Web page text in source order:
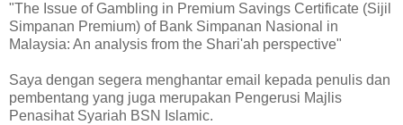
"The Issue of Gambling in Premium Savings Certificate (Sijil
Simpanan Premium) of Bank Simpanan Nasional in
Malaysia: An analysis from the Shari'ah perspective"
Saya dengan segera menghantar email kepada penulis dan
pembentang yang juga merupakan Pengerusi Majlis
Penasihat Syariah BSN Islamic.